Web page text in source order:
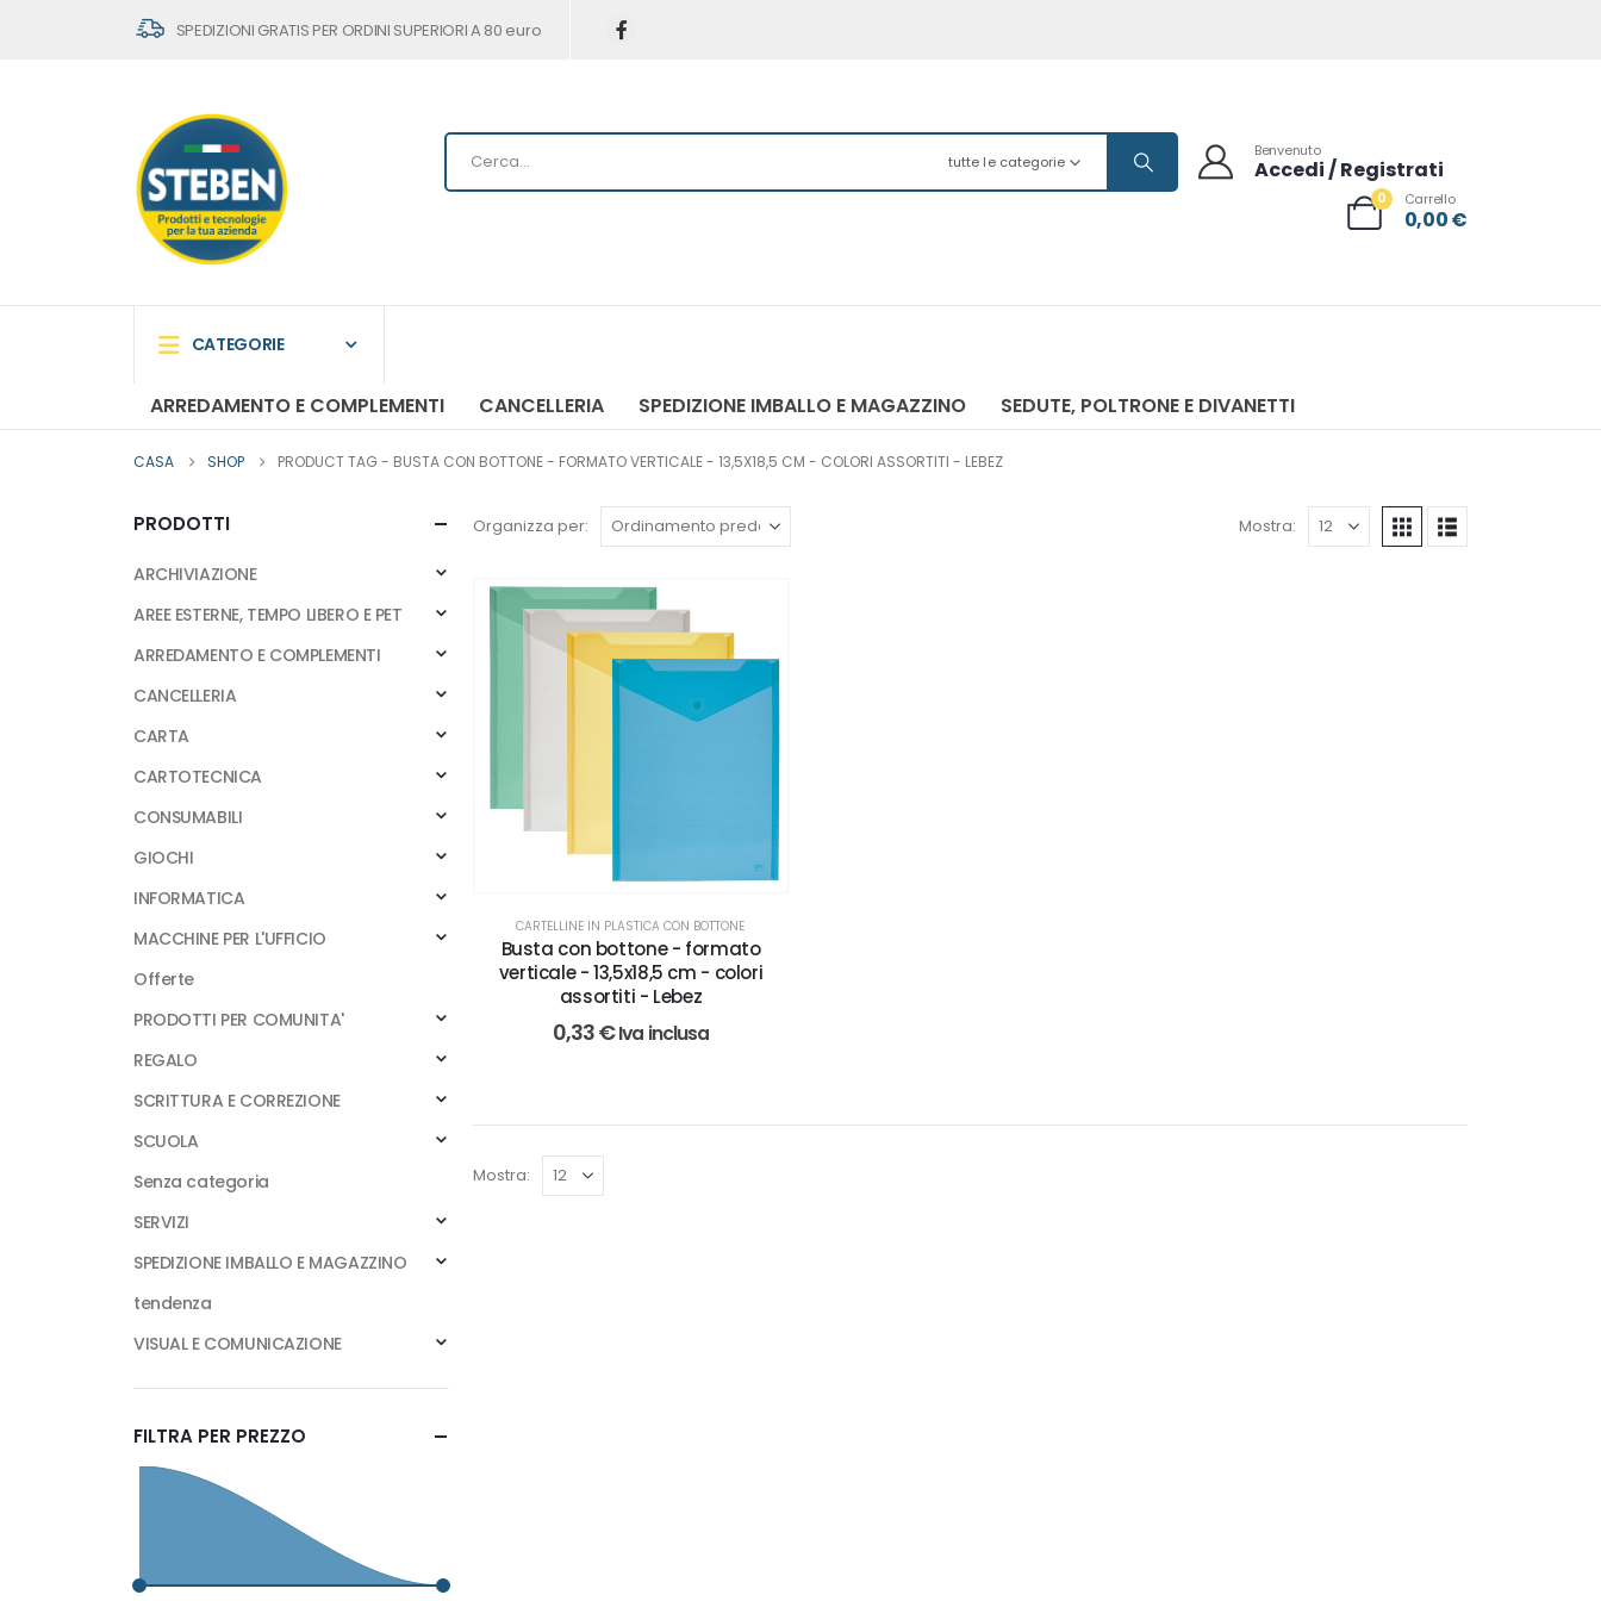
SPEDIZIONI GRATIS PER ORDINI SUPERIORI A 80 euro
tutte le categorie
Benvenuto
Accedi / Registrati
0 Carrello
0,00€
CATEGORIE
ARREDAMENTO E COMPLEMENTI CANCELLERIA SPEDIZIONE IMBALLO E MAGAZZINO SEDUTE, POLTRONE E DIVANETTI
CASA SHOP PRODUCT TAG - BUSTA CON BOTTONE - FORMATO VERTICALE - 13,5X18,5 CM - COLORI ASSORTITI - LEBEZ
Organizza per: Mostra:
CARTELLINE IN PLASTICA CON BOTTONE
Busta con bottone - formato
verticale - 13,5x18,5 cm - colori
assortiti - Lebez
0,33€Iva inclusa
Mostra:
PRODOTTI
ARCHIVIAZIONE
AREE ESTERNE, TEMPO LIBERO E PET
ARREDAMENTO E COMPLEMENTI
CANCELLERIA
CARTA
CARTOTECNICA
CONSUMABILI
GIOCHI
INFORMATICA
MACCHINE PER L'UFFICIO
Offerte
PRODOTTI PER COMUNITA'
REGALO
SCRITTURA E CORREZIONE
SCUOLA
Senza categoria
SERVIZI
SPEDIZIONE IMBALLO E MAGAZZINO
tendenza
VISUAL E COMUNICAZIONE
FILTRA PER PREZZO